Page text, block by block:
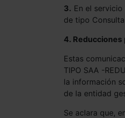
3. En el servicio
de tipo
4.
Estas
TIPO SAA -
la información
de la entidad
Se aclara que,